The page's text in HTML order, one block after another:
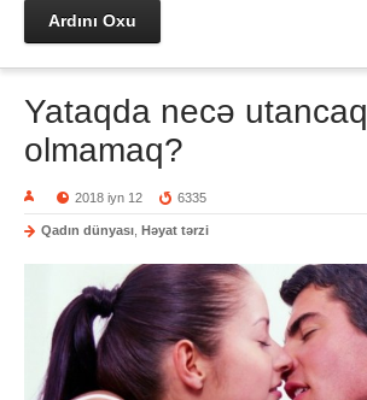
Ardını Oxu
Yataqda necə utancaq
olmamaq?
2018 iyn 12 6335
Qadın dünyası Həyat tərzi